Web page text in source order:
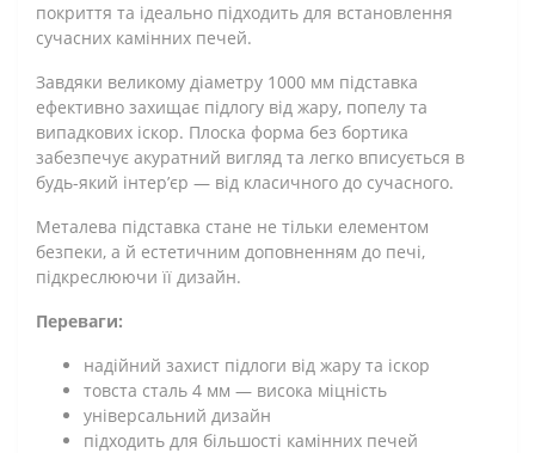
покриття та ідеально підходить для встановлення
сучасних камінних печей.
Завдяки великому діаметру 1000 мм підставка
ефективно захищає підлогу від жару, попелу та
випадкових іскор. Плоска форма без бортика
забезпечує акуратний вигляд та легко вписується в
будь-який інтер’єр — від класичного до сучасного.
Металева підставка стане не тільки елементом
безпеки, а й естетичним доповненням до печі,
підкреслюючи її дизайн.
Переваги:
надійний захист підлоги від жару та іскор
товста сталь 4 мм — висока міцність
універсальний дизайн
підходить для більшості камінних печей